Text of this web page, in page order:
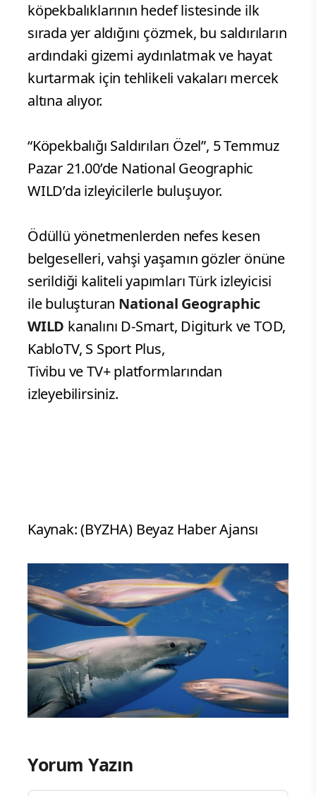
köpekbalıklarının hedef listesinde ilk
sırada yer aldığını çözmek, bu saldırıların
ardındaki gizemi aydınlatmak ve hayat
kurtarmak için tehlikeli vakaları mercek
altına alıyor.
“Köpekbalığı Saldırıları Özel”, 5 Temmuz
Pazar 21.00’de National Geographic
WILD’da izleyicilerle buluşuyor.
Ödüllü yönetmenlerden nefes kesen
belgeselleri, vahşi yaşamın gözler önüne
serildiği kaliteli yapımları Türk izleyicisi
ile buluşturan National Geographic
WILD kanalını D-Smart, Digiturk ve TOD,
KabloTV, S Sport Plus,
Tivibu ve TV+ platformlarından
izleyebilirsiniz.
Kaynak: (BYZHA) Beyaz Haber Ajansı
Yorum Yazın